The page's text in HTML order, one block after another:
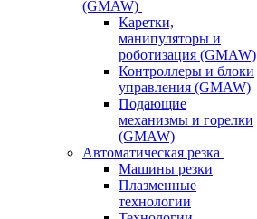
(GMAW)
Каретки,
манипуляторы и
роботизация (GMAW)
Контроллеры и блоки
управления (GMAW)
Подающие
механизмы и горелки
(GMAW)
Автоматическая резка
Машины резки
Плазменные
технологии